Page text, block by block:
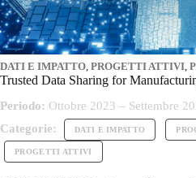
DATI E IMPATTO, PROGETTI ATTIVI,
Trusted Data Sharing for
Periodo: Ottobre 2023 – Settembre
Categorie:
DATI E IMPATTO
PROGETTI ATTIVI